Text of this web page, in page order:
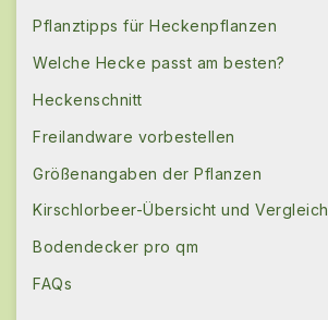
Pflanztipps für Heckenpflanzen
Welche Hecke passt am besten?
Heckenschnitt
Freilandware vorbestellen
Größenangaben der Pflanzen
Kirschlorbeer-Übersicht und Vergleich
Bodendecker pro qm
FAQs